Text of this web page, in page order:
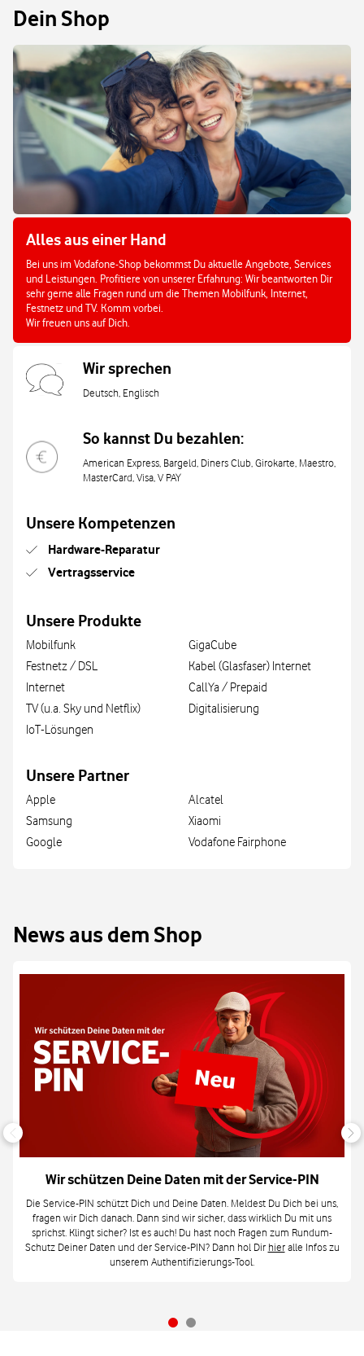
Dein Shop
Alles aus einer Hand
Bei uns im Vodafone-Shop bekommst Du aktuelle Angebote, Services
und Leistungen. Profitiere von unserer Erfahrung: Wir beantworten Dir
sehr gerne alle Fragen rund um die Themen Mobilfunk, Internet,
Festnetz und TV. Komm vorbei.
Wir freuen uns auf Dich.
Wir sprechen
Deutsch, Englisch
So kannst Du bezahlen:
American Express, Bargeld, Diners Club, Girokarte, Maestro,
MasterCard, Visa, V PAY
Unsere Kompetenzen
Hardware-Reparatur
Vertragsservice
Unsere Produkte
Mobilfunk
Festnetz / DSL
Internet
TV (u.a. Sky und Netflix)
IoT-Lösungen
GigaCube
Kabel (Glasfaser) Internet
CallYa / Prepaid
Digitalisierung
Unsere Partner
Apple
Samsung
Google
Alcatel
Xiaomi
Vodafone Fairphone
News aus dem Shop
Wir schützen Deine Daten mit der Service-PIN
Die Service-PIN schützt Dich und Deine Daten. Meldest Du Dich bei uns,
fragen wir Dich danach. Dann sind wir sicher, dass wirklich Du mit uns
sprichst. Klingt sicher? Ist es auch! Du hast noch Fragen zum Rundum-
Schutz Deiner Daten und der Service-PIN? Dann hol Dir hieralle Infos zu
unserem Authentifizierungs-Tool.